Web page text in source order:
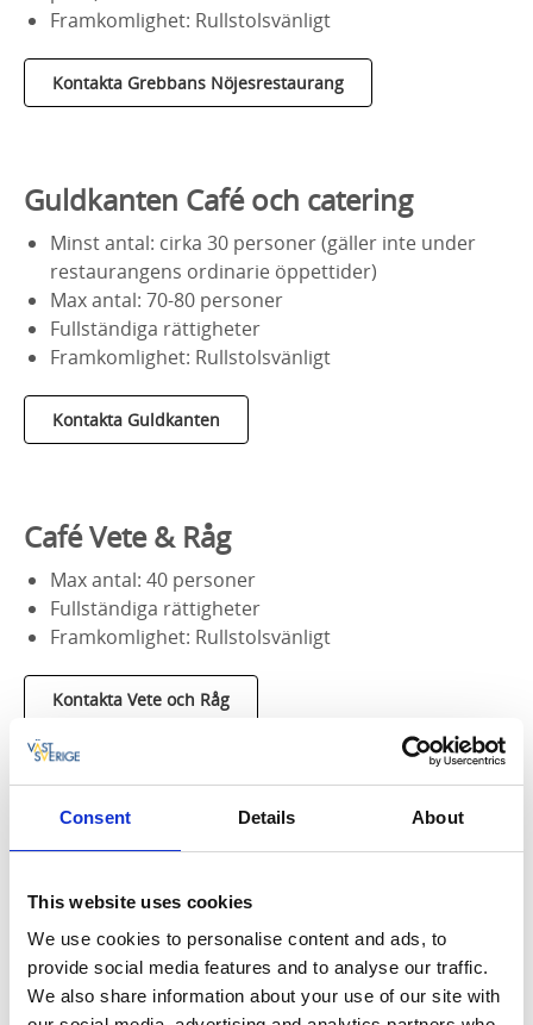
Consent Details About
This website uses cookies
We use cookies to personalise content and ads, to
provide social media features and to analyse our traffic.
We also share information about your use of our site with
Framkomlighet: Rullstolsvänligt
Kontakta Grebbans Nöjesrestaurang
Guldkanten Café och catering
Minst antal: cirka 30 personer (gäller inte under
restaurangens ordinarie öppettider)
Max antal: 70-80 personer
Fullständiga rättigheter
Framkomlighet: Rullstolsvänligt
Kontakta Guldkanten
Café Vete & Råg
Max antal: 40 personer
Fullständiga rättigheter
Framkomlighet: Rullstolsvänligt
Kontakta Vete och Råg
Bar & Brasserie Bryggan
Minst antal: 10-20 personer (gäller inte under
Max antal: 90 personer
Fullständiga rättigheter
Framkomlighet: Rullstolsvänligt